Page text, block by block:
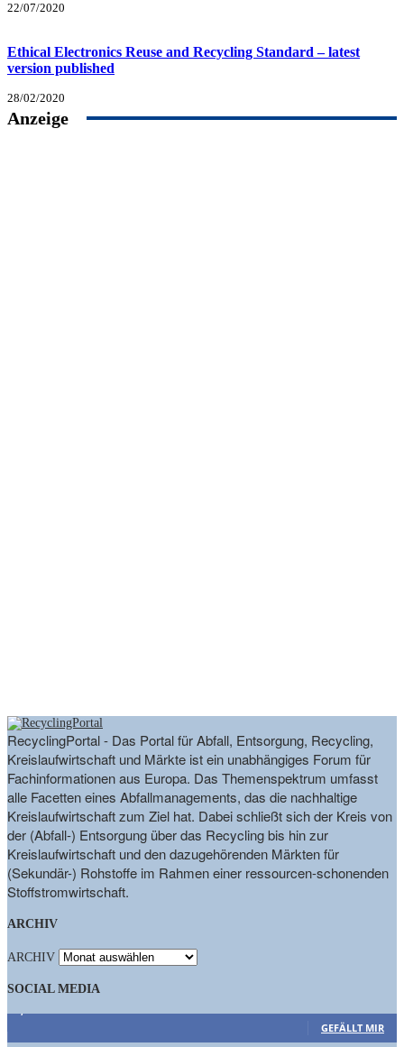
22/07/2020
Ethical Electronics Reuse and Recycling Standard – latest
version published
28/02/2020
Anzeige
RecyclingPortal - Das Portal für Abfall, Entsorgung, Recycling,
Kreislaufwirtschaft und Märkte ist ein unabhängiges Forum für
Fachinformationen aus Europa. Das Themenspektrum umfasst
alle Facetten eines Abfallmanagements, das die nachhaltige
Kreislaufwirtschaft zum Ziel hat. Dabei schließt sich der Kreis von
der (Abfall-) Entsorgung über das Recycling bis hin zur
Kreislaufwirtschaft und den dazugehörenden Märkten für
(Sekundär-) Rohstoffe im Rahmen einer ressourcen-schonenden
Stoffstromwirtschaft.
ARCHIV
ARCHIV
SOCIAL MEDIA
GEFÄLLT MIR